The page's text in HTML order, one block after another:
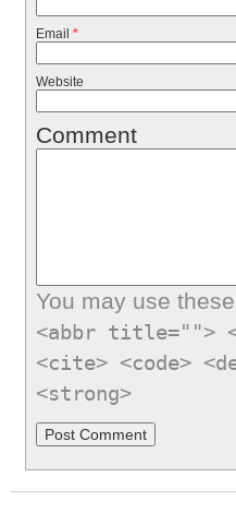
Email *
Website
Comment
You may use these
<abbr title="">
<cite> <code>
<strong>